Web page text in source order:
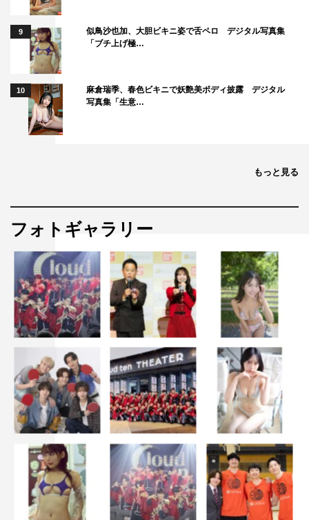
9
似鳥沙也加、大胆ビキニ姿で舌ペロ デジタル写真集
「ブチ上げ極…
10
麻倉瑞季、春色ビキニで妖艶美ボディ披露 デジタル
写真集「生意…
もっと見る
フォトギャラリー